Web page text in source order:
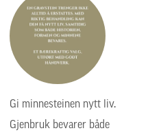
Gi minnesteinen nytt liv.
Gjenbruk bevarer både